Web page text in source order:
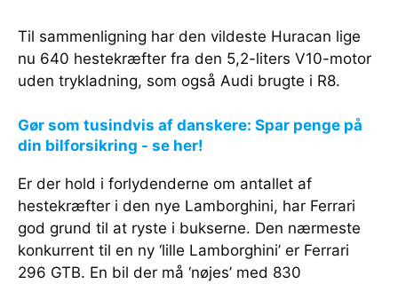
Til sammenligning har den vildeste Huracan lige
nu 640 hestekræfter fra den 5,2-liters V10-motor
uden trykladning, som også Audi brugte i R8.
Gør som tusindvis af danskere: Spar penge på
din bilforsikring - se her!
Er der hold i forlydenderne om antallet af
hestekræfter i den nye Lamborghini, har Ferrari
god grund til at ryste i bukserne. Den nærmeste
konkurrent til en ny ‘lille Lamborghini’ er Ferrari
296 GTB. En bil der må ‘nøjes’ med 830